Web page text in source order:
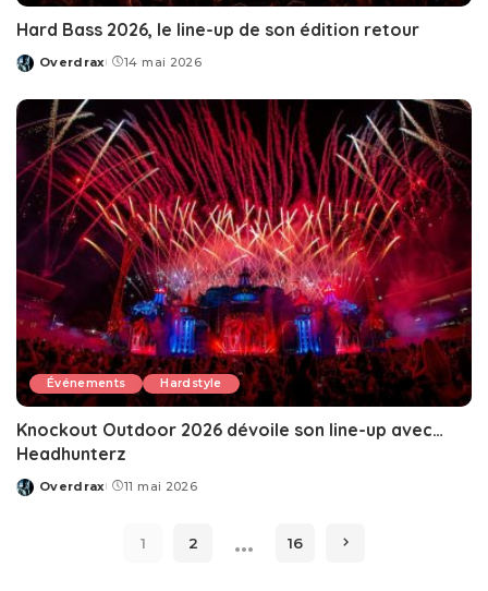
Hard Bass 2026, le line-up de son édition retour
Posted
Overdrax 14 mai 2026
Événements Hardstyle
Knockout Outdoor 2026 dévoile son line-up avec…
Headhunterz
Posted
Overdrax 11 mai 2026
1 2 … 16